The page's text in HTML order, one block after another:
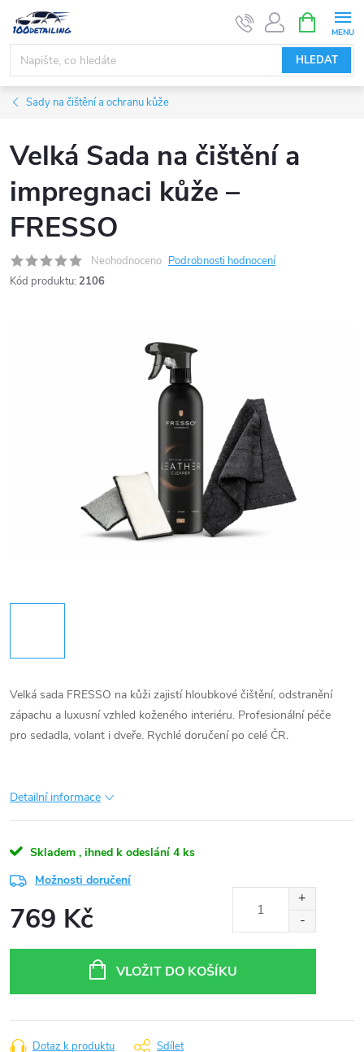
obsah
HLEDAT
NÁKUPNÍ
KOŠÍK
Sady na čištění a ochranu kůže
Velká Sada na čištění a
impregnaci kůže –
FRESSO
Neohodnoceno Podrobnosti hodnocení
Kód produktu: 2106
Velká sada FRESSO na kůži zajistí hloubkové čištění, odstranění
zápachu a luxusní vzhled koženého interiéru. Profesionální péče
pro sedadla, volant i dveře. Rychlé doručení po celé ČR.
Detailní informace
Skladem , ihned k odeslání 4 ks
Možnosti doručení
769 Kč
VLOŽIT DO KOŠÍKU
Dotaz k produktu Sdílet